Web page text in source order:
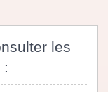
les
: